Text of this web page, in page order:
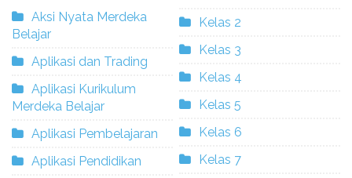
Aksi Nyata Merdeka
Belajar
Aplikasi dan Trading
Aplikasi Kurikulum
Merdeka Belajar
Aplikasi Pembelajaran
Aplikasi Pendidikan
Kelas 2
Kelas 3
Kelas 4
Kelas 5
Kelas 6
Kelas 7